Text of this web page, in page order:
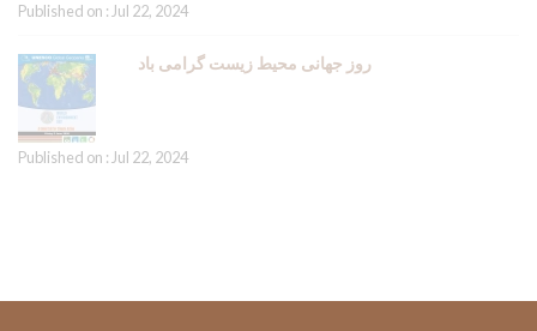
Published on : Jul 22, 2024
روز جهانی محیط زیست گرامی باد
Published on : Jul 22, 2024